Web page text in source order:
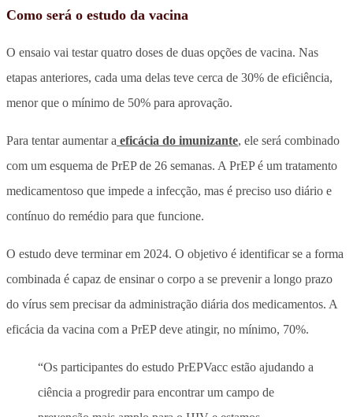
Como será o estudo da vacina
O ensaio vai testar quatro doses de duas opções de vacina. Nas
etapas anteriores, cada uma delas teve cerca de 30% de eficiência,
menor que o mínimo de 50% para aprovação.
Para tentar aumentar a eficácia do imunizante, ele será combinado
com um esquema de PrEP de 26 semanas. A PrEP é um tratamento
medicamentoso que impede a infecção, mas é preciso uso diário e
contínuo do remédio para que funcione.
O estudo deve terminar em 2024. O objetivo é identificar se a forma
combinada é capaz de ensinar o corpo a se prevenir a longo prazo
do vírus sem precisar da administração diária dos medicamentos. A
eficácia da vacina com a PrEP deve atingir, no mínimo, 70%.
“Os participantes do estudo PrEPVacc estão ajudando a
ciência a progredir para encontrar um campo de